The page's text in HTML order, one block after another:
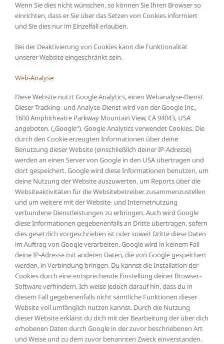
Wenn Sie dies nicht wünschen, so können Sie Ihren Browser so
einrichten, dass er Sie über das Setzen von Cookies informiert
und Sie dies nur im Einzelfall erlauben.
Bei der Deaktivierung von Cookies kann die Funktionalität
unserer Website eingeschränkt sein.
Web-Analyse
Diese Website nutzt Google Analytics, einen Webanalyse-Dienst
Dieser Tracking- und Analyse-Dienst wird von der Google Inc.,
1600 Amphitheatre Parkway Mountain View, CA 94043, USA
angeboten. („Google“). Google Analytics verwendet Cookies. Die
durch den Cookie erzeugten Informationen über deine
Benutzung dieser Website (einschließlich deiner IP-Adresse)
werden an einen Server von Google in den USA übertragen und
dort gespeichert. Google wird diese Informationen benutzen, um
deine Nutzung der Website auszuwerten, um Reports über die
Websiteaktivitäten für die Websitebetreiber zusammenzustellen
und um weitere mit der Website- und Internetnutzung
verbundene Dienstleistungen zu erbringen. Auch wird Google
diese Informationen gegebenenfalls an Dritte übertragen, sofern
dies gesetzlich vorgeschrieben ist oder soweit Dritte diese Daten
im Auftrag von Google verarbeiten. Google wird in keinem Fall
deine IP-Adresse mit anderen Daten, die von Google gespeichert
werden, in Verbindung bringen. Du kannst die Installation der
Cookies durch eine entsprechende Einstellung deiner Browser-
Software verhindern. Ich weise jedoch darauf hin, dass du in
diesem Fall gegebenenfalls nicht sämtliche Funktionen dieser
Website voll umfänglich nutzen kannst. Durch die Nutzung
dieser Website erklärst du dich mit der Bearbeitung der über dich
erhobenen Daten durch Google in der zuvor beschriebenen Art
und Weise und zu dem zuvor benannten Zweck einverstanden.